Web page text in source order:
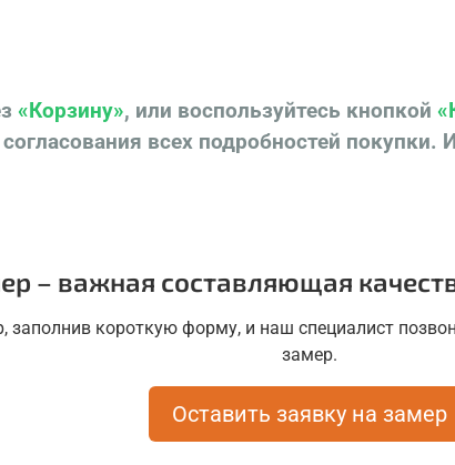
«Корзину», или воспользуйтесь кнопкой
всех подробностей покупки.
– важная составляющая
заполнив короткую форму, и наш специалист
замер.
Оставить заявку на замер